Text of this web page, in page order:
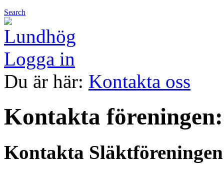
Search
Logga in
Du är här: Kontakta oss
Kontakta föreningen:
Kontakta